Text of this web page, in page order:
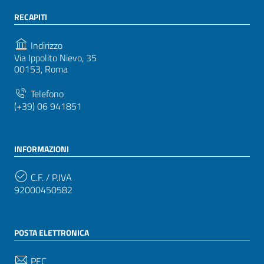
RECAPITI
Indirizzo
Via Ippolito Nievo, 35
00153, Roma
Telefono
(+39) 06 941851
INFORMAZIONI
C.F. / P.IVA
92000450582
POSTA ELETTRONICA
PEC